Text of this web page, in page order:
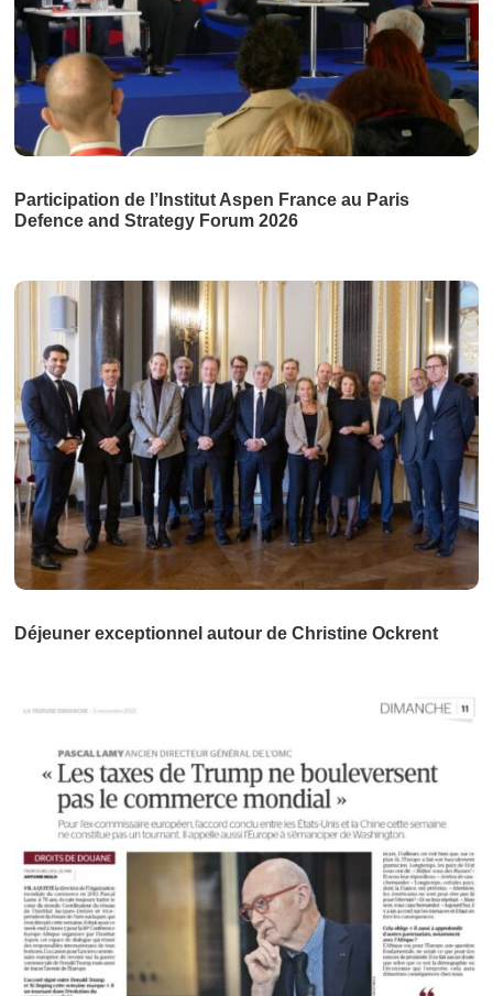
Participation de l’Institut Aspen France au Paris
Defence and Strategy Forum 2026
Déjeuner exceptionnel autour de Christine Ockrent